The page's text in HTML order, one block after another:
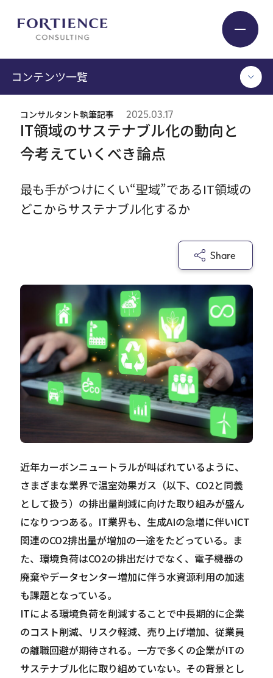
Service
Insight
Careers
News
EN
JP
サイト内検索
Contact
コンテンツ一覧
TOP
コンサルタント執筆記事
セミナー / イベント
調査 / レポート
メディア掲載
IT領域のサステナブル化の動向と
今考えていくべき論点
最も手がつけにくい“聖域”であるIT領域の
どこからサステナブル化するか
コンサルタント執筆記事 2025.03.17
Share
近年カーボンニュートラルが叫ばれているように、
さまざまな業界で温室効果ガス（以下、CO2と同義
として扱う）の排出量削減に向けた取り組みが盛ん
になりつつある。IT業界も、生成AIの急増に伴いICT
関連のCO2排出量が増加の一途をたどっている。ま
た、環境負荷はCO2の排出だけでなく、電子機器の
廃棄やデータセンター増加に伴う水資源利用の加速
も課題となっている。
ITによる環境負荷を削減することで中長期的に企業
のコスト削減、リスク軽減、売り上げ増加、従業員
の離職回避が期待される。一方で多くの企業がITの
サステナブル化に取り組めていない。その背景とし